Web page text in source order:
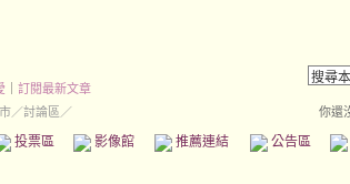
訂閱最新文章
／討論區／ 你還
投票區 影像館 推薦連結 公告區